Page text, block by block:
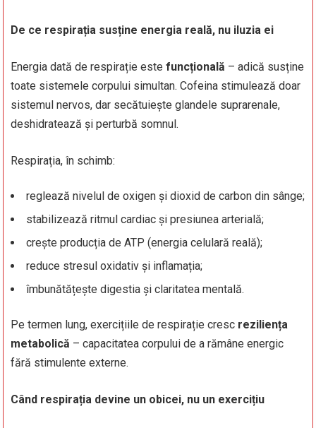
De ce respirația susține energia reală, nu iluzia ei
Energia dată de respirație estefuncțională – adică susține
toate sistemele corpului simultan. Cofeina stimulează doar
sistemul nervos, dar secătuiește glandele suprarenale,
deshidratează și perturbă somnul.
Respirația, în schimb:
reglează nivelul de oxigen și dioxid de carbon din sânge;
stabilizează ritmul cardiac și presiunea arterială;
crește producția de ATP (energia celulară reală);
reduce stresul oxidativ și inflamația;
îmbunătățește digestia și claritatea mentală.
Pe termen lung, exercițiile de respirație cresc reziliența
metabolică – capacitatea corpului de a rămâne energic
fără stimulente externe.
Când respirația devine un obicei, nu un exercițiu